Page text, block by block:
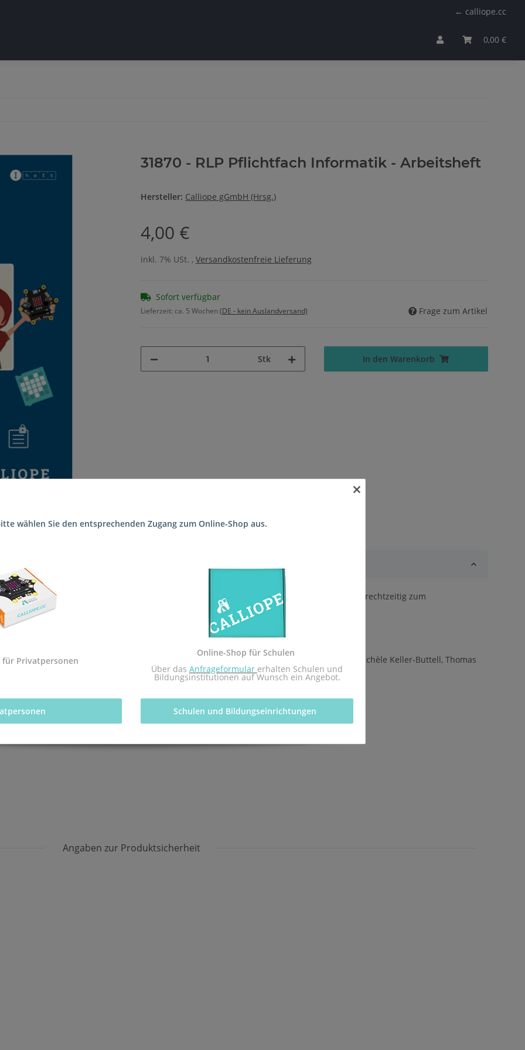
← calliope.cc
0,00 €
31870 - RLP Pflichtfach Informatik - Arbeitsheft
Hersteller: Calliope gGmbH (Hrsg.)
4,00 €
inkl. 7% USt. , Versandkostenfreie Lieferung
Sofort verfügbar
Lieferzeit: ca. 5 Wochen(DE - kein Auslandversand) Frage zum Artikel
Stk In den Warenkorb
Schule (Schule mit dem Förderschwerpunkt Sprache (Förderschule)) geliefert, sodass sie rechtzeitig zum
Informatik des pädagogischen Landesinstituts Rheinland-Pfalz.
mit dem Redaktionsteam inf-schule.de, insbesondere Daniel Stockhausen, Niko Markus, Michèle Keller-Buttell, Thomas
Angaben zur Produktsicherheit
×
wählen Sie den entsprechenden Zugang zum Online-Shop aus.
für Privatpersonen
Online-Shop für Schulen
Über das Anfrageformular erhalten Schulen und
Bildungsinstitutionen auf Wunsch ein Angebot.
Schulen und Bildungseinrichtungen